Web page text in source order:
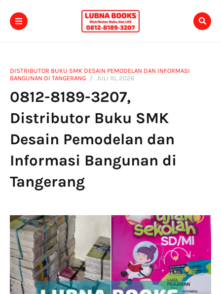
DISTRIBUTOR BUKU SMK DESAIN PEMODELAN DAN INFORMASI
BANGUNAN DI TANGERANG
JULI 10, 2026
0812-8189-3207,
Distributor Buku SMK
Desain Pemodelan dan
Informasi Bangunan di
Tangerang